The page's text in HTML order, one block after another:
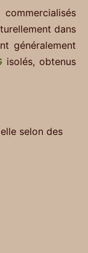
dans
généralement
isolés, obtenus
selon des